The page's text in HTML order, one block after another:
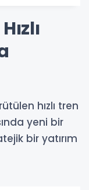
hızlı tren
yeni bir
bir yatırım